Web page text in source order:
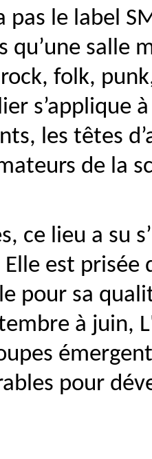
pas le label
qu’une salle
folk,
s’applique
les têtes
de la
ce lieu a su
est prisée
pour sa
à juin,
pour